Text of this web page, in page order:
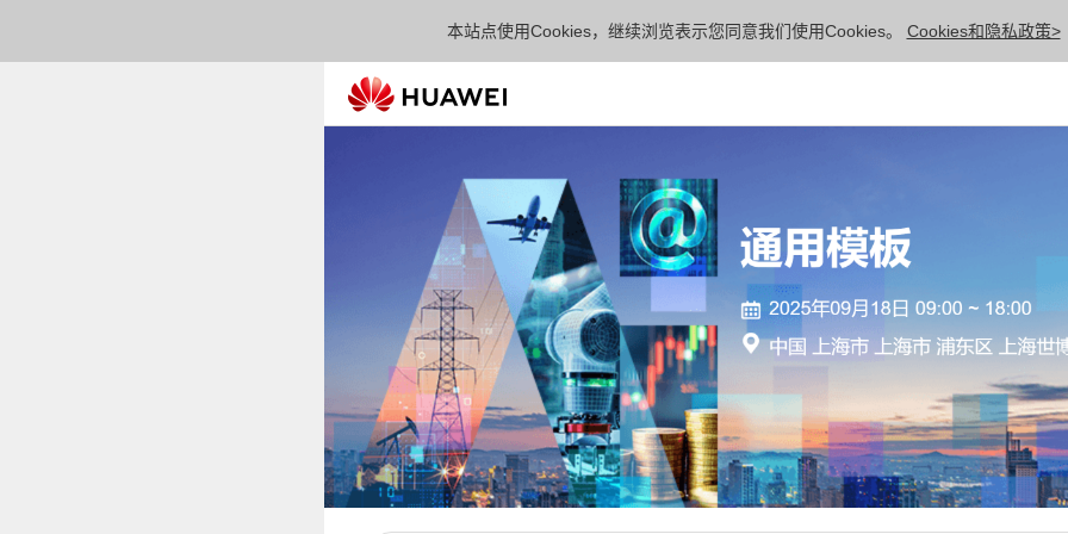
本站点使用Cookies，继续浏览表示您同意我们使用Cookies。 Cookies和隐私政策>